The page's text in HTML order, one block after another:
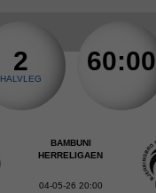
2
HALVLEG
60:00
BAMBUNI
HERRELIGAEN
04-05-26 20:00